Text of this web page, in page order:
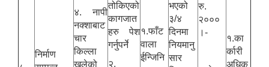
निर्माण
४. नापी
नक्शाबाट
चार
किल्ला
खुलेको
तोकिएको
कागजात
हरु पेश
गर्नुपर्ने
२.
१.फाँट
वाला
ईन्जिनि
भएको
३/४
दिनमा
नियमानु
सार
रु.
२०००
।-
१.का
र्कारी
अधिकृ